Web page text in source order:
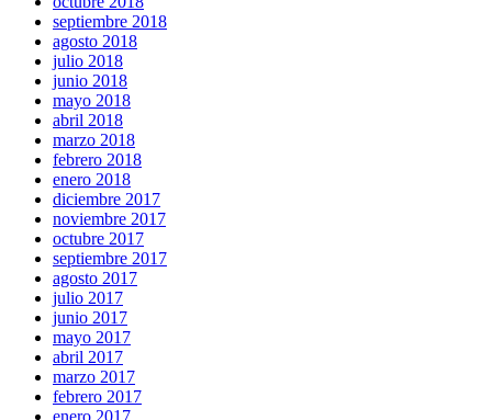
septiembre 2018
agosto 2018
julio 2018
junio 2018
mayo 2018
abril 2018
marzo 2018
febrero 2018
enero 2018
diciembre 2017
noviembre 2017
octubre 2017
septiembre 2017
agosto 2017
julio 2017
junio 2017
mayo 2017
abril 2017
marzo 2017
febrero 2017
enero 2017